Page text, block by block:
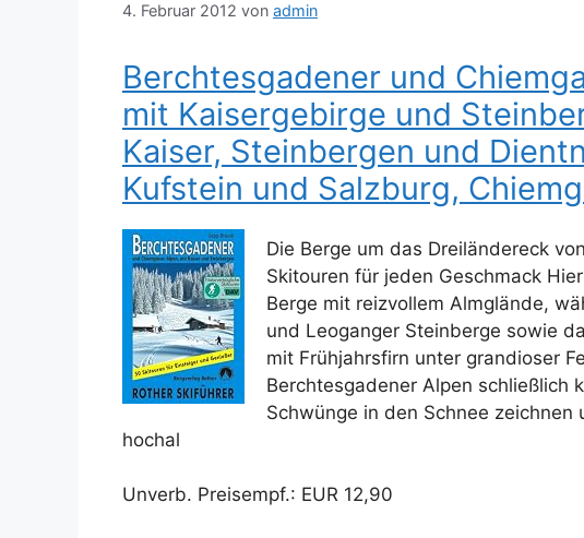
4. Februar 2012 von admin
Berchtesgadener und
mit Kaisergebirge und
Kaiser, Steinbergen und
Kufstein und Salzburg,
Die Berge um das Dreiländereck
Skitouren für jeden Geschmack
Berge mit reizvollem Almglände,
und Leoganger Steinberge sowie
mit Frühjahrsfirn unter grandioser
Berchtesgadener Alpen schließlich
Schwünge in den Schnee
hochal
Unverb. Preisempf.: EUR 12,90